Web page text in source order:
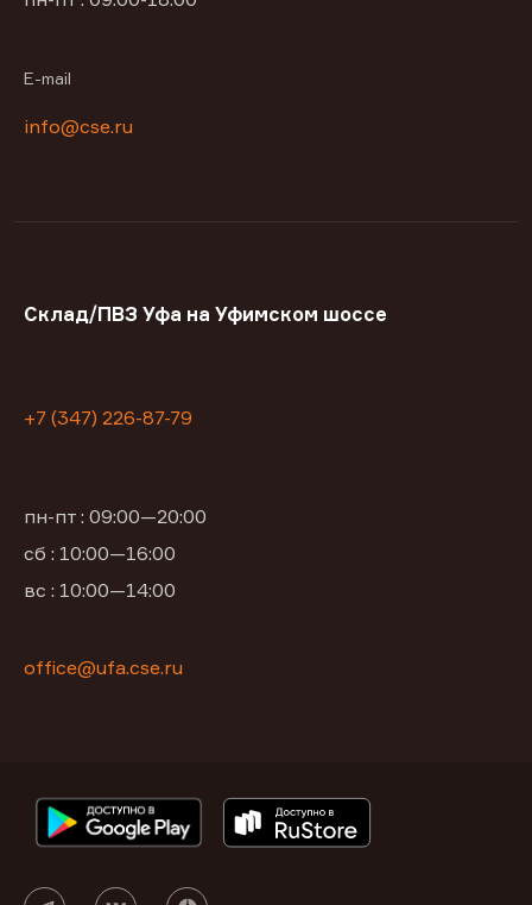
E-mail
info@cse.ru
Склад/ПВЗ Уфа на Уфимском шоссе
+7 (347) 226-87-79
пн-пт : 09:00—20:00
сб : 10:00—16:00
вс : 10:00—14:00
office@ufa.cse.ru